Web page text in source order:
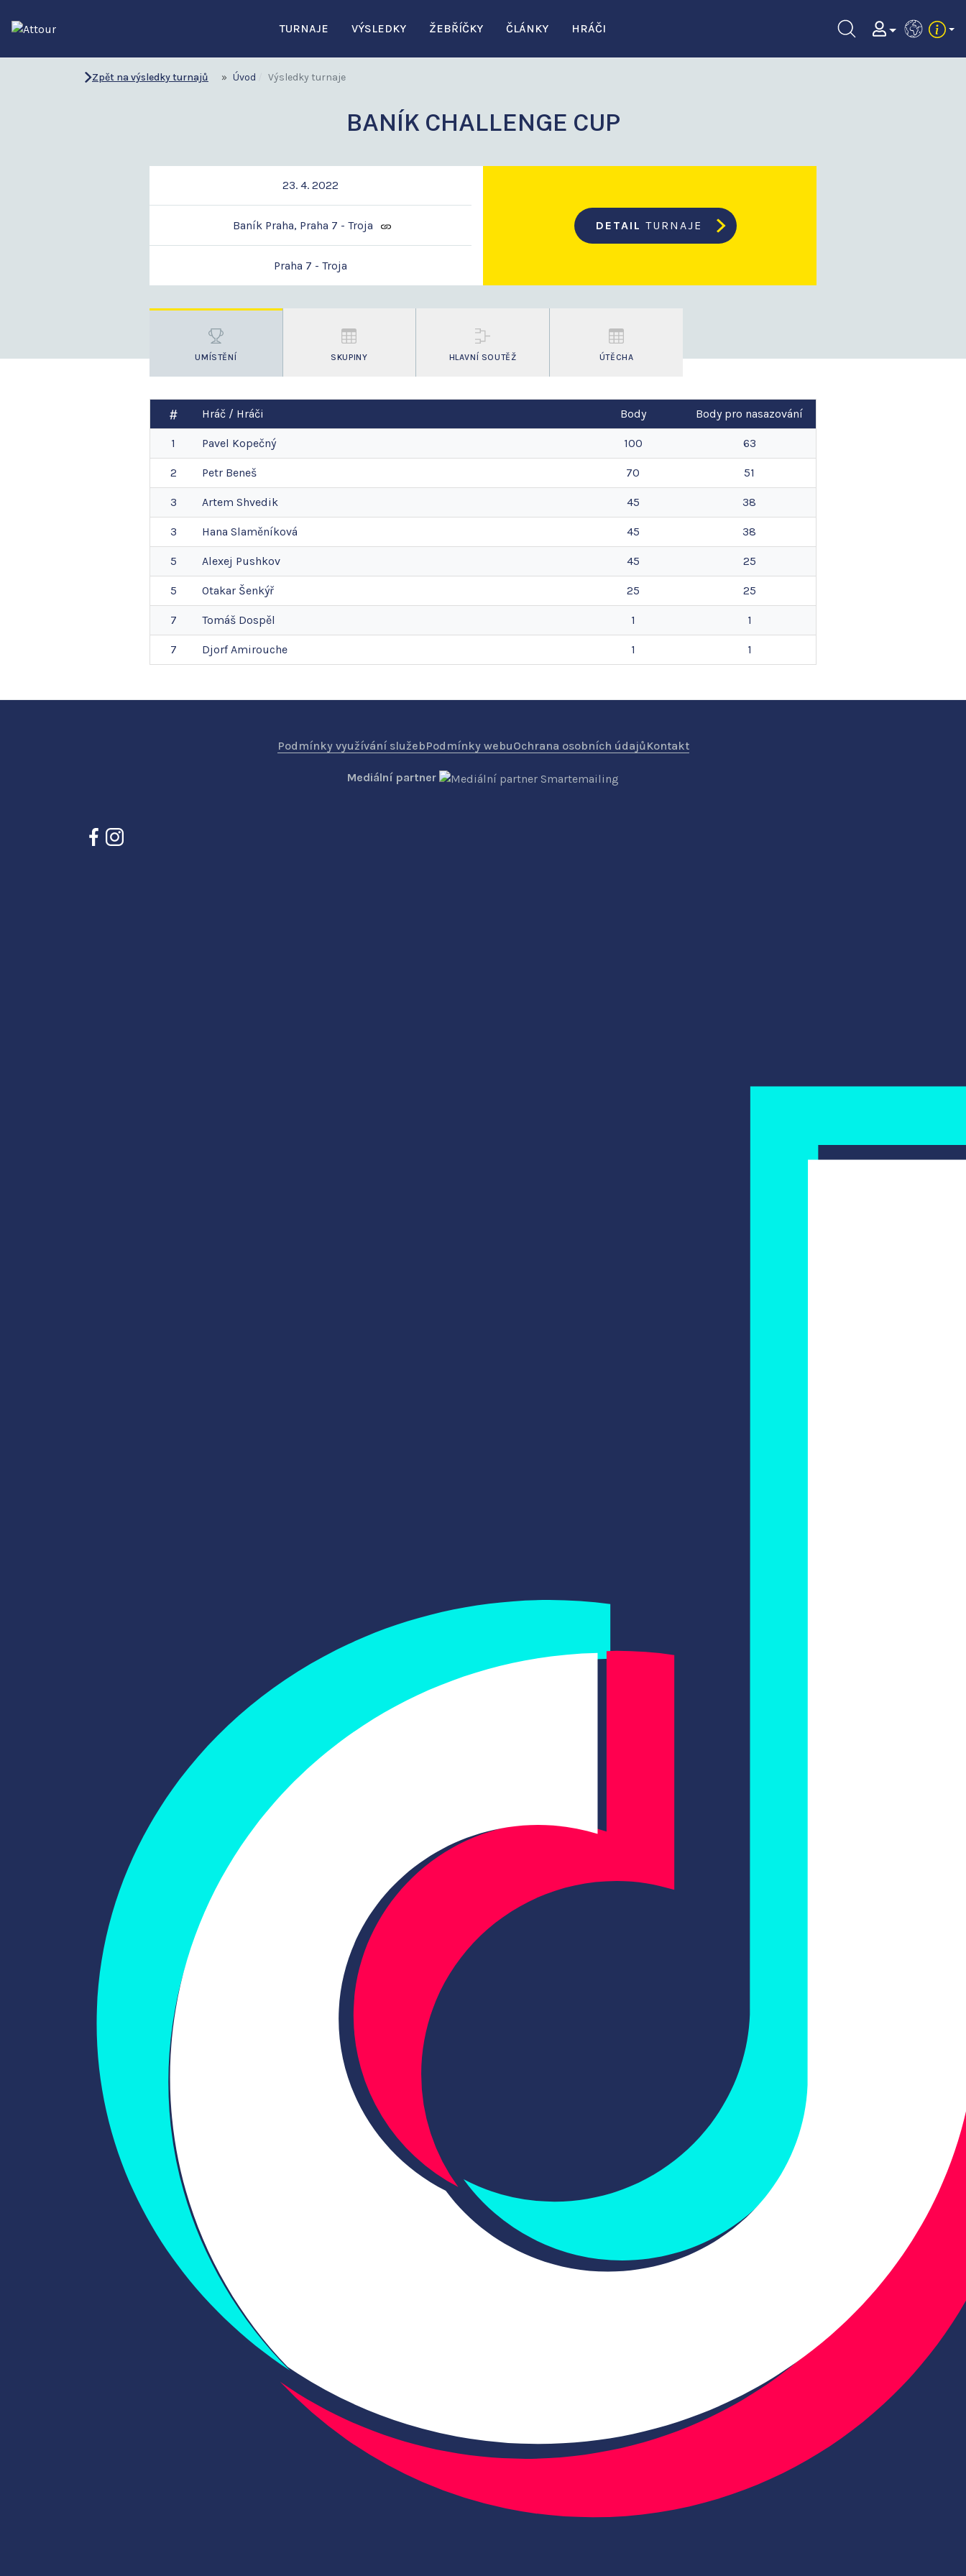
TURNAJE VÝSLEDKY ŽEBŘÍČKY ČLÁNKY HRÁČI
EN
Úvod Výsledky turnaje
Zpět na výsledky turnajů
BANÍK CHALLENGE CUP
23. 4. 2022
Baník Praha, Praha 7 - Troja
Praha 7 - Troja
DETAIL TURNAJE
UMÍSTĚNÍ SKUPINY HLAVNÍ SOUTĚŽ ÚTĚCHA
Hráč / Hráči Body Body pro nasazování
1 Pavel Kopečný 100 63
2 Petr Beneš 70 51
3 Artem Shvedik 45 38
3 Hana Slaměníková 45 38
5 Alexej Pushkov 45 25
5 Otakar Šenkýř 25 25
7 Tomáš Dospěl 1 1
7 Djorf Amirouche 1 1
Podmínky využívání služebPodmínky webuOchrana osobních údajůKontakt
Mediální partner